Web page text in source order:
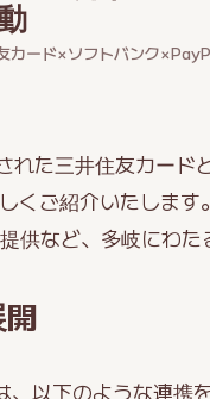
カード×ソフトバンク
た三井住友カード
くご紹介いたしま
など、多岐にわた
以下のような連携